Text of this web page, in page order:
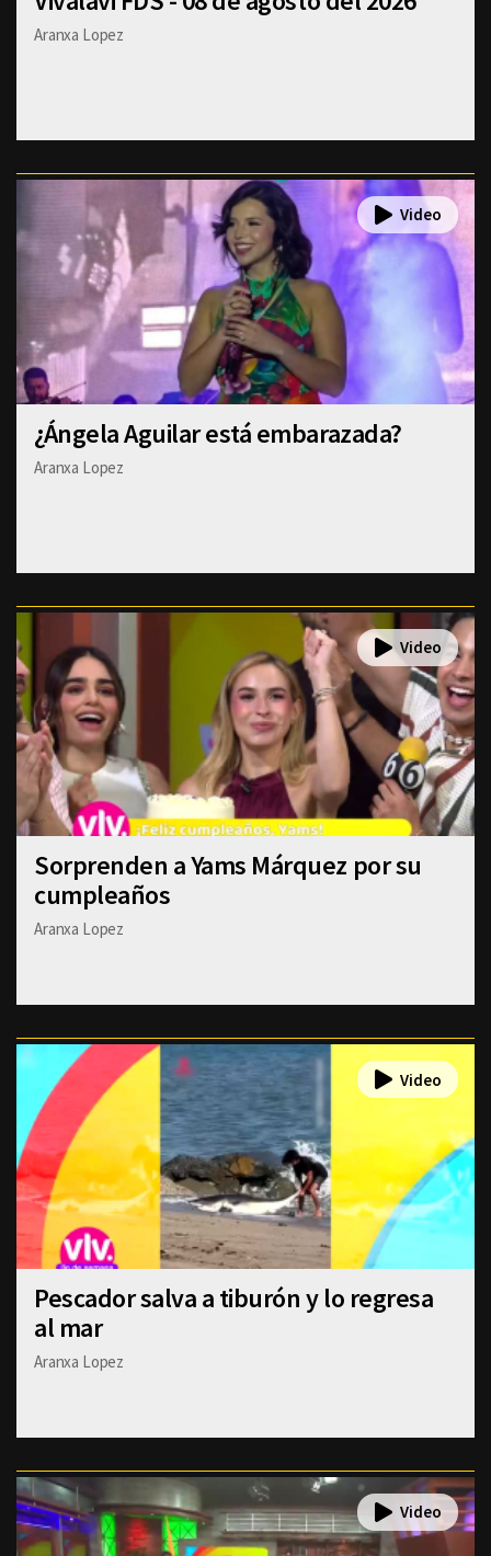
Aranxa Lopez
¿Ángela Aguilar está embarazada?
Aranxa Lopez
Sorprenden a Yams Márquez por su
cumpleaños
Aranxa Lopez
Pescador salva a tiburón y lo regresa
al mar
Aranxa Lopez